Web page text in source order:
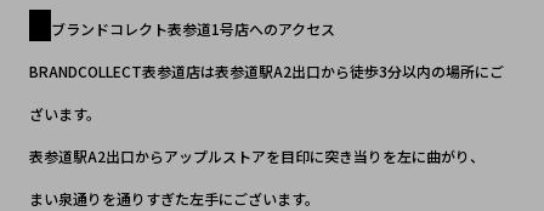
ブランドコレクト表参道1号店へのアクセス
BRANDCOLLECT表参道店は表参道駅A2出口から徒歩3分以内の場所にご
ざいます。
表参道駅A2出口からアップルストアを目印に突き当りを左に曲がり、
まい泉通りを通りすぎた左手にございます。